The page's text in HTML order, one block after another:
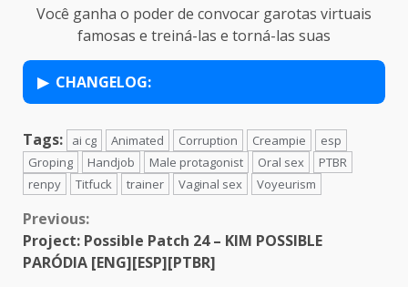
Você ganha o poder de convocar garotas virtuais
famosas e treiná-las e torná-las suas
CHANGELOG:
Tags: ai cg Animated Corruption Creampie
esp
Groping
Handjob Male protagonist Oral sex
PTBR
renpy
Titfuck trainer Vaginal sex Voyeurism
Continue
Reading
Previous:
Project: Possible Patch 24 – KIM POSSIBLE
PARÓDIA [ENG][ESP][PTBR]